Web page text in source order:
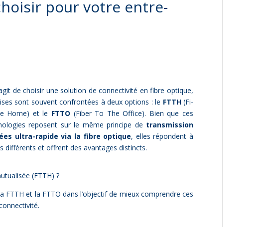
pour votre en­tre­
de choi­sir une so­lu­tion de connec­ti­vi­té en fibre op­tique,
sont sou­vent confron­tées à deux op­tions : le FTTH(Fi­
Home) et le FTTO (Fi­ber To The Of­fice). Bien que ces
re­posent sur le même prin­cipe de trans­mis­sion
ul­tra-ra­pide via la fibre op­tique, elles ré­pondent à
dif­fé­rents et offrent des avan­tages dis­tincts.
(FTTH) ?
et la FTTO dans l’objectif de mieux com­prendre ces